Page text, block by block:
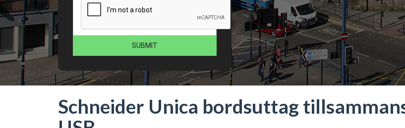
Schneider Unica bordsuttag